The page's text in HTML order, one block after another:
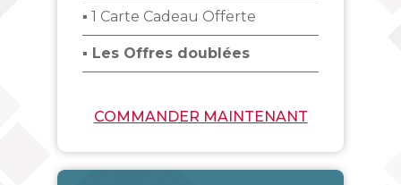
▪ 1 Carte Cadeau Offerte
▪ Les Offres doublées
COMMANDER MAINTENANT